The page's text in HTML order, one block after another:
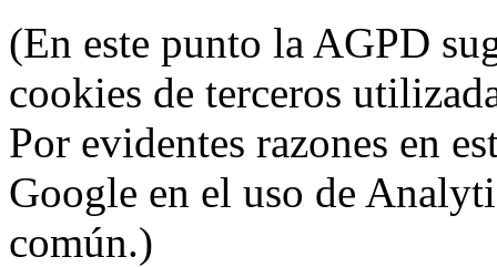
(En este punto la AGPD
cookies de terceros
Por evidentes razones en
Google en el uso de
común.)